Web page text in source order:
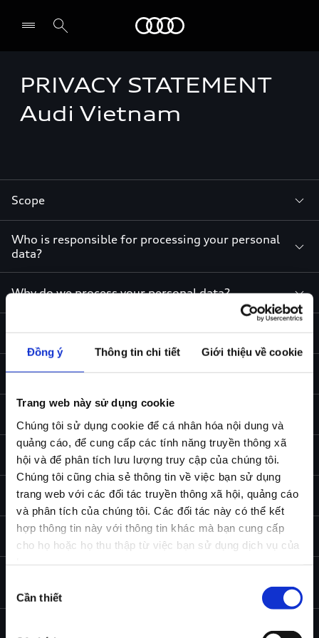
Đồng ý Thông tin chi tiết Giới thiệu về cookie
Trang web này sử dụng cookie
Chúng tôi sử dụng cookie để cá nhân hóa nội dung và
quảng cáo, để cung cấp các tính năng truyền thông xã
hội và để phân tích lưu lượng truy cập của chúng tôi.
Chúng tôi cũng chia sẻ thông tin về việc bạn sử dụng
trang web với các đối tác truyền thông xã hội, quảng cáo
và phân tích của chúng tôi. Các đối tác này có thể kết
hợp thông tin này với thông tin khác mà bạn cung cấp
cho họ hoặc họ thu thập từ việc bạn sử dụng dịch vụ của
chọn
thuận
Cần thiết
Select dealer
PRIVACY STATEMENT
Audi Vietnam
Scope
Who is responsible for processing your personal
data?
Why do we process your personal data?
Which personal data we process?
How do we process your personal data?
How do we protect your personal data?
How long do we retain your personal data?
Cookies, web beacons and similar techniques
likely to occur